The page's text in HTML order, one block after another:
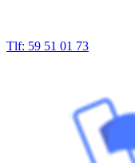
Tlf: 59 51 01 73